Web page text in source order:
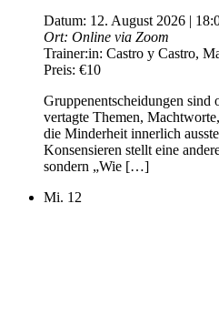
Datum: 12. August 2026 |
Ort: Online via Zoom
Trainer:in: Castro y Castro,
Preis: €10
Gruppenentscheidungen sind
vertagte Themen,
die Minderheit innerlich
Konsensieren stellt eine
sondern „Wie […]
Mi. 12